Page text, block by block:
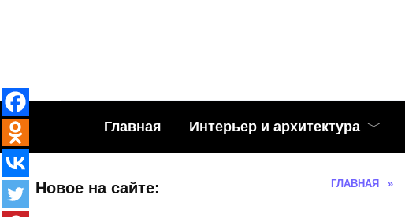
Главная Интерьер и архитектура
ГЛАВНАЯ »
Новое на сайте: